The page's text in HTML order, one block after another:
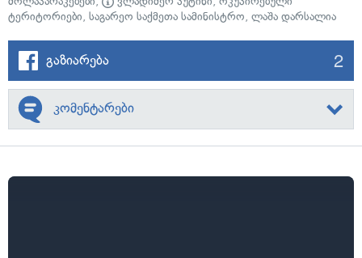
ტერიტორიები, საგარეო საქმეთა სამინისტრო, ლაშა დარსალია
გაზიარება 2
კომენტარები